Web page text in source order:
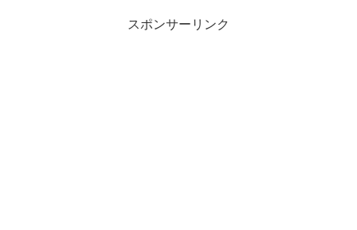
スポンサーリンク